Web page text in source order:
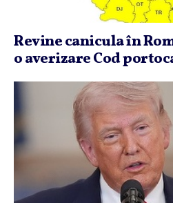
Revine canicula în
o averizare Cod